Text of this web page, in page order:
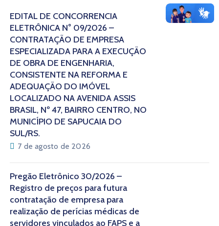
EDITAL DE CONCORRÊNCIA
ELETRÔNICA N° 09/2026 –
CONTRATAÇÃO DE EMPRESA
ESPECIALIZADA PARA A EXECUÇÃO
DE OBRA DE ENGENHARIA,
CONSISTENTE NA REFORMA E
ADEQUAÇÃO DO IMÓVEL
LOCALIZADO NA AVENIDA ASSIS
BRASIL, Nº 47, BAIRRO CENTRO, NO
MUNICÍPIO DE SAPUCAIA DO
SUL/RS.
7 de agosto de 2026
Pregão Eletrônico 30/2026 –
Registro de preços para futura
contratação de empresa para
realização de perícias médicas de
servidores vinculados ao FAPS e a